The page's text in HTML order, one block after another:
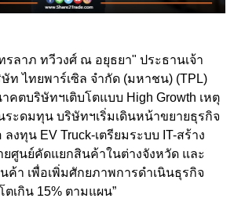
ลาภ ทวีวงศ์ ณ อยุธยา" ประธานเจ้า
ท ไทยพาร์เซิล จำกัด (มหาชน) (TPL)
าคตบริษัทฯเติบโตแบบ High Growth เหตุ
ระดมทุน บริษัทฯเริ่มเดินหน้าขยายธุรกิจ
งทุน EV Truck-เตรียมระบบ IT-สร้าง
ยศูนย์คัดแยกสินค้าในต่างจังหวัด และ
ค้า เพื่อเพิ่มศักยภาพการดำเนินธุรกิจ
เกิน 15% ตามแผน”